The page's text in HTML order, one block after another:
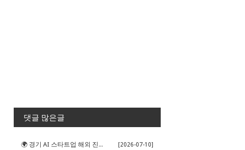
댓글 많은글
🌍 경기 AI 스타트업 해외 진출 판... [2026-07-10]